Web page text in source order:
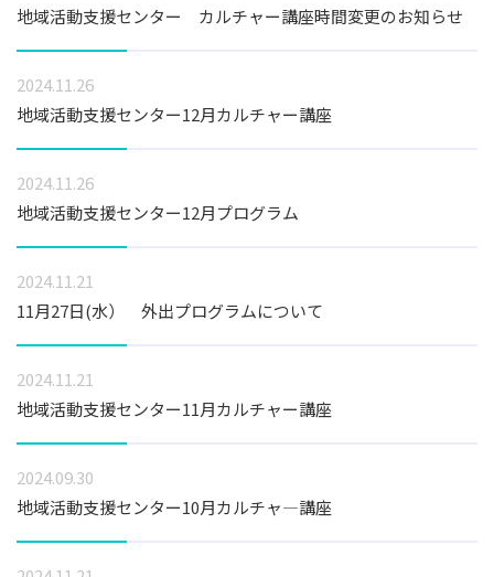
お問い合わせ
地域活動支援センター カルチャー講座時間変更のお知らせ
2024.11.26
地域活動支援センター12月カルチャー講座
2024.11.26
地域活動支援センター12月プログラム
2024.11.21
11月27日(水） 外出プログラムについて
2024.11.21
地域活動支援センター11月カルチャー講座
2024.09.30
地域活動支援センター10月カルチャ―講座